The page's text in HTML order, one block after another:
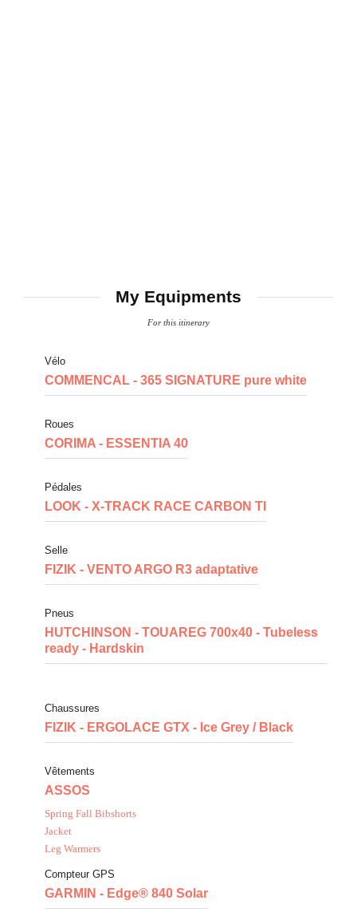
My Equipments
For this itinerary
Vélo
COMMENCAL - 365 SIGNATURE pure white
Roues
CORIMA - ESSENTIA 40
Pédales
LOOK - X-TRACK RACE CARBON TI
Selle
FIZIK - VENTO ARGO R3 adaptative
Pneus
HUTCHINSON - TOUAREG 700x40 - Tubeless
ready - Hardskin
Chaussures
FIZIK - ERGOLACE GTX - Ice Grey / Black
Vêtements
ASSOS
Spring Fall Bibshorts
Jacket
Leg Warmers
Compteur GPS
GARMIN - Edge® 840 Solar